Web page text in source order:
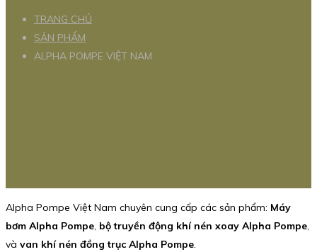
TRANG CHỦ
SẢN PHẨM
ALPHA POMPE VIỆT NAM
Alpha Pompe Việt Nam chuyên cung cấp các sản phẩm: Máy
bơm Alpha Pompe, bộ truyền động khí nén xoay Alpha Pompe,
và van khí nén đồng trục Alpha Pompe.